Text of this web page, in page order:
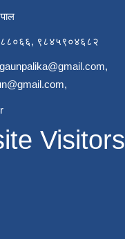
९८४५९०४६८२
,
,
Visitors